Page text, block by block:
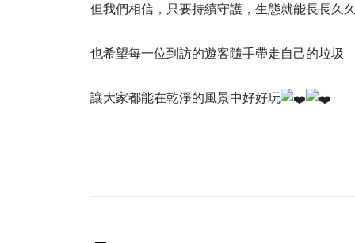
但我們相信，只要持續守護，生態就能長長久
也希望每一位到訪的遊客隨手帶走自己的垃圾
讓大家都能在乾淨的風景中好好玩